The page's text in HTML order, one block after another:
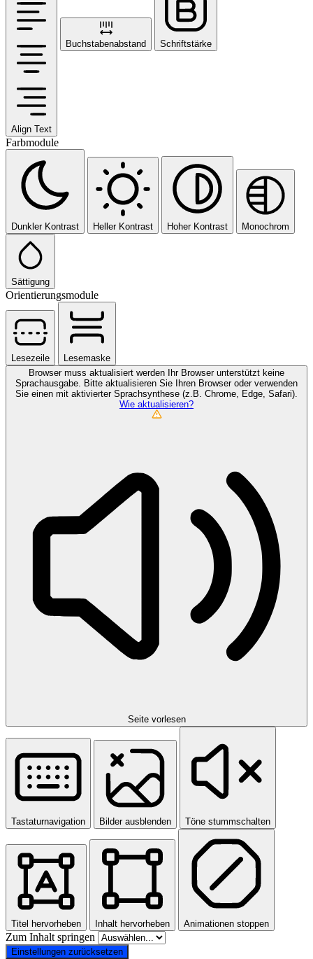
Align Text
Buchstabenabstand Schriftstärke
Farbmodule
Dunkler Kontrast Heller Kontrast Hoher Kontrast Monochrom
Sättigung
Orientierungsmodule
Lesezeile
Lesemaske
Browser muss aktualisiert werden
Ihr Browser unterstützt keine
Sprachausgabe. Bitte aktualisieren Sie Ihren Browser oder verwenden
Sie einen mit aktivierter Sprachsynthese (z.B. Chrome, Edge, Safari).
Wie aktualisieren?
Seite vorlesen
Tastaturnavigation Bilder ausblenden Töne stummschalten
Titel hervorheben Inhalt hervorheben Animationen stoppen
Zum Inhalt springen
Einstellungen zurücksetzen